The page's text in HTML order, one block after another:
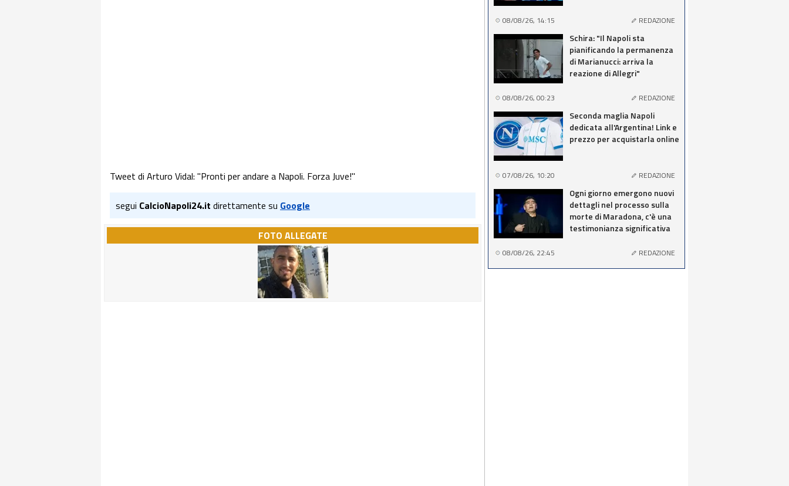
Tweet di Arturo Vidal: "Pronti per andare a Napoli. Forza Juve!"
segui CalcioNapoli24.it direttamente su Google
FOTO ALLEGATE
08/08/26, 14:15 REDAZIONE
Schira: "Il Napoli sta
pianificando la permanenza
di Marianucci: arriva la
reazione di Allegri"
08/08/26, 00:23 REDAZIONE
Seconda maglia Napoli
dedicata all'Argentina! Link e
prezzo per acquistarla online
07/08/26, 10:20 REDAZIONE
Ogni giorno emergono nuovi
dettagli nel processo sulla
morte di Maradona, c'è una
testimonianza significativa
08/08/26, 22:45 REDAZIONE